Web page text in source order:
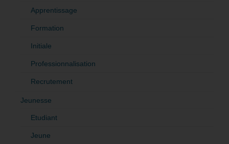
Apprentissage
Formation
Initiale
Professionnalisation
Recrutement
Jeunesse
Etudiant
Jeune